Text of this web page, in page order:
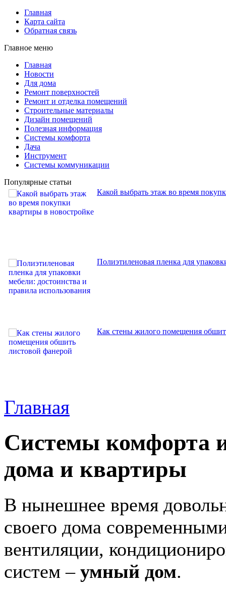
Главная
Карта сайта
Обратная связь
Главное меню
Главная
Новости
Для дома
Ремонт поверхностей
Ремонт и отделка помещений
Строительные материалы
Дизайн помещений
Полезная информация
Системы комфорта
Дача
Инструмент
Системы коммуникации
Популярные статьи
Какой выбрать этаж во время
Полиэтиленовая пленка для
Как стены жилого помещения
Главная
Системы комфорта
дома и квартиры
В нынешнее время
своего дома
вентиляции,
систем – умный дом.